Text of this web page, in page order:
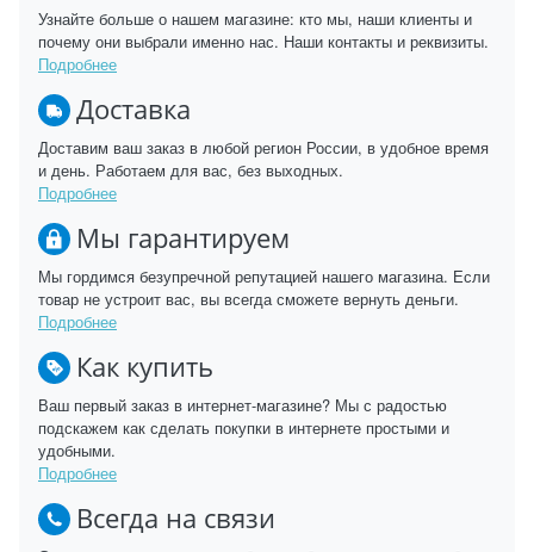
Узнайте больше о нашем магазине: кто мы, наши клиенты и
почему они выбрали именно нас. Наши контакты и реквизиты.
Подробнее
Доставка
Доставим ваш заказ в любой регион России, в удобное время
и день. Работаем для вас, без выходных.
Подробнее
Мы гарантируем
Мы гордимся безупречной репутацией нашего магазина. Если
товар не устроит вас, вы всегда сможете вернуть деньги.
Подробнее
Как купить
Ваш первый заказ в интернет-магазине? Мы с радостью
подскажем как сделать покупки в интернете простыми и
удобными.
Подробнее
Всегда на связи